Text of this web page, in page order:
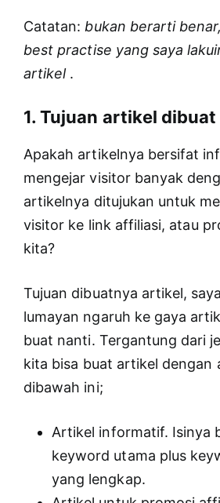
Catatan: bukan berarti
best practise yang saya
artikel .
1. Tujuan artikel dibuat
Apakah artikelnya bersifat
mengejar visitor banyak
artikelnya ditujukan untuk
visitor ke link affiliasi, atau
kita?
Tujuan dibuatnya artikel,
lumayan ngaruh ke gaya
buat nanti. Tergantung dari
kita bisa buat artikel dengan
dibawah ini;
Artikel informatif. Isinya
keyword utama plus
yang lengkap.